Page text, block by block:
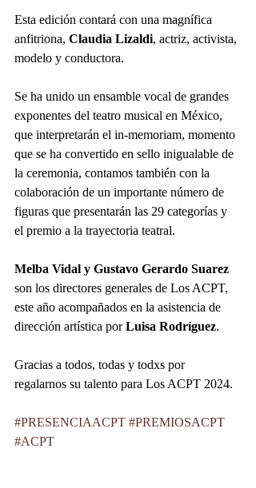
Esta edición contará con una magnífica
anfitriona, Claudia Lizaldi, actriz, activista,
modelo y conductora.
Se ha unido un ensamble vocal de grandes
exponentes del teatro musical en México,
que interpretarán el in-memoriam, momento
que se ha convertido en sello inigualable de
la ceremonia, contamos también con la
colaboración de un importante número de
figuras que presentarán las 29 categorías y
el premio a la trayectoria teatral.
Melba Vidal y Gustavo Gerardo Suarez
son los directores generales de Los ACPT,
este año acompañados en la asistencia de
dirección artística por Luisa Rodríguez.
Gracias a todos, todas y todxs por
regalarnos su talento para Los ACPT 2024.
#PRESENCIAACPT #PREMIOSACPT
#ACPT